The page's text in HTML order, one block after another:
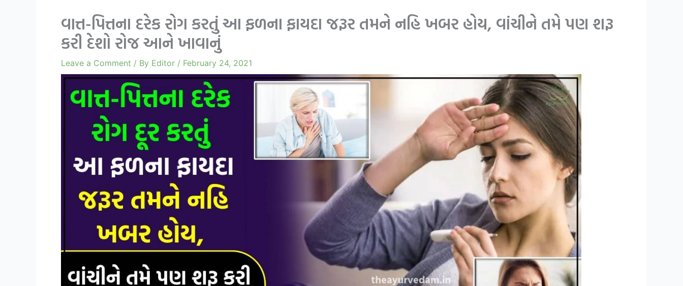
વાત્ત-પિત્તના દરેક રોગ કરતું આ ફળના ફાયદા જરૂર તમને નહિ ખબર હોય, વાંચીને તમે પણ શરૂ
કરી દેશો રોજ આને ખાવાનું
Leave a Comment / By Editor / February 24, 2021